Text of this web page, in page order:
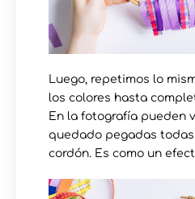
Luego, repetimos lo
los colores hasta
En la fotografía pueden
quedado pegadas
cordón. Es como un